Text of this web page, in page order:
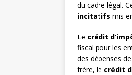
du cadre légal.
incitatifs mis
Le crédit
fiscal pour les
des dépenses
frère, le crédit